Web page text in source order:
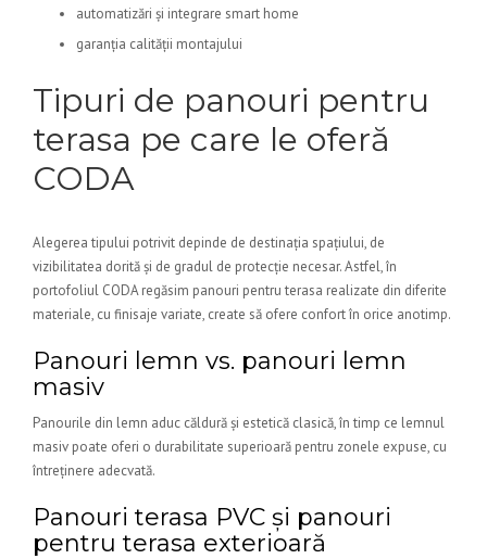
automatizări și integrare smart home
garanția calității montajului
Tipuri de panouri pentru
terasa pe care le oferă
CODA
Alegerea tipului potrivit depinde de destinația spațiului, de
vizibilitatea dorită și de gradul de protecție necesar. Astfel, în
portofoliul CODA regăsim panouri pentru terasa realizate din diferite
materiale, cu finisaje variate, create să ofere confort în orice anotimp.
Panouri lemn vs. panouri lemn
masiv
Panourile din lemn aduc căldură și estetică clasică, în timp ce lemnul
masiv poate oferi o durabilitate superioară pentru zonele expuse, cu
întreținere adecvată.
Panouri terasa PVC și panouri
pentru terasa exterioară